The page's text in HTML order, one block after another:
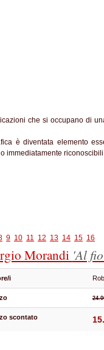
che si occupano di
è diventata elemento
immediatamente
9 10 11 12 13 14 15 16
Morandi 'Al
i
scontato